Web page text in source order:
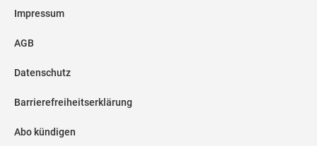
Impressum
AGB
Datenschutz
Barrierefreiheitserklärung
Abo kündigen